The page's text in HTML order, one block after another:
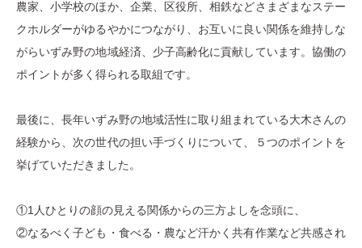
農家、小学校のほか、企業、区役所、相鉄などさまざまなステー
クホルダーがゆるやかにつながり、お互いに良い関係を維持しな
がらいずみ野の地域経済、少子高齢化に貢献しています。協働の
ポイントが多く得られる取組です。
最後に、長年いずみ野の地域活性に取り組まれている大木さんの
経験から、次の世代の担い手づくりについて、５つのポイントを
挙げていただきました。
①1人ひとりの顔の見える関係からの三方よしを念頭に、
②なるべく子ども・食べる・農など汗かく共有作業など共感され